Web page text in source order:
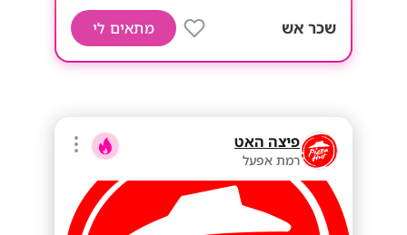
שכר אש מתאים לי
פיצה האט
רמת אפעל